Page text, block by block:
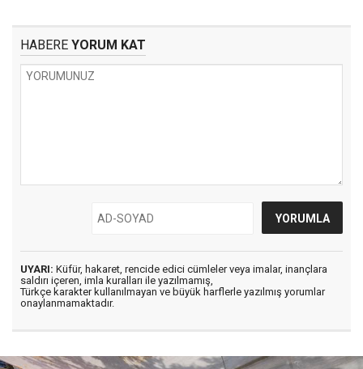
HABERE YORUM KAT
UYARI: Küfür, hakaret, rencide edici cümleler veya imalar, inançlara
saldırı içeren, imla kuralları ile yazılmamış,
Türkçe karakter kullanılmayan ve büyük harflerle yazılmış yorumlar
onaylanmamaktadır.